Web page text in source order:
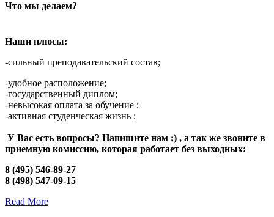
Что мы делаем?
Наши плюсы:
-сильный преподавательский состав;
-удобное расположение;
-государственный диплом;
-невысокая оплата за обучение ;
-активная студенческая жизнь ;
У Вас есть вопросы? Напишите нам ;) , а так же звоните в
приемную комиссию, которая работает без выходных:
8 (495) 546-89-27
8 (498) 547-09-15
Read More